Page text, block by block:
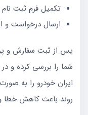
تکمیل فرم ثبت نام
ارسال درخواست و
پس از ثبت سفارش و
شما را بررسی کرده و
ایران خودرو را به
روند باعث کاهش خطا